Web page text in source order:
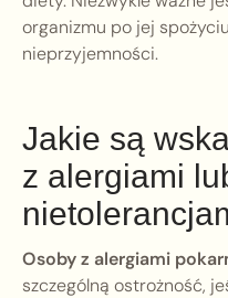
organizmu po jej
nieprzyjemności.
Jakie są
z alergiami
Osoby z alergiami
szczególną ostrożność,